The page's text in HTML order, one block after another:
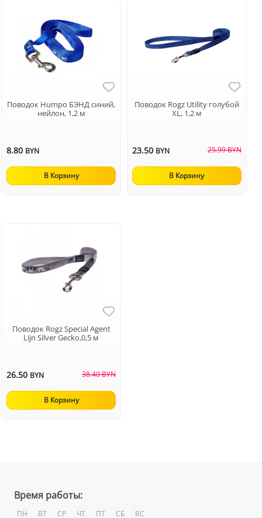
Поводок Humpo БЭНД синий,
нейлон, 1,2 м
8.80 BYN
В Корзину
Поводок Rogz Utility голубой
XL, 1,2 м
23.50 BYN 25.99 BYN
В Корзину
Поводок Rogz Special Agent
Lijn Silver Gecko,0,5 м
26.50 BYN 38.40 BYN
В Корзину
Время работы:
ПН ВТ СР ЧТ ПТ СБ ВС